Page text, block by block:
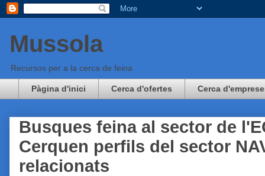
Mussola
Recursos per a la cerca de feina
Pàgina d'inici Cerca d'ofertes Cerca
Busques feina al sector de
Cerquen perfils del sector
relacionats